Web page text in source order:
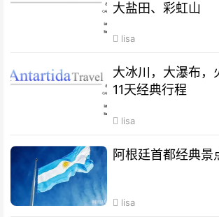
大盐田、彩虹山
lisa
大冰川，大瀑布，
11天经典行程
lisa
阿根廷首都经典景
lisa